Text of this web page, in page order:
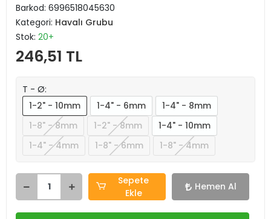
Barkod: 6996518045630
Kategori: Havalı Grubu
Stok: 20+
246,51 TL
T - Ø:
1-2" - 10mm
1-4" - 6mm
1-4" - 8mm
1-8" - 8mm
1-2" - 8mm
1-4" - 10mm
1-4" - 4mm
1-8" - 6mm 1-8" - 4mm
Sepete
Ekle
Hemen Al